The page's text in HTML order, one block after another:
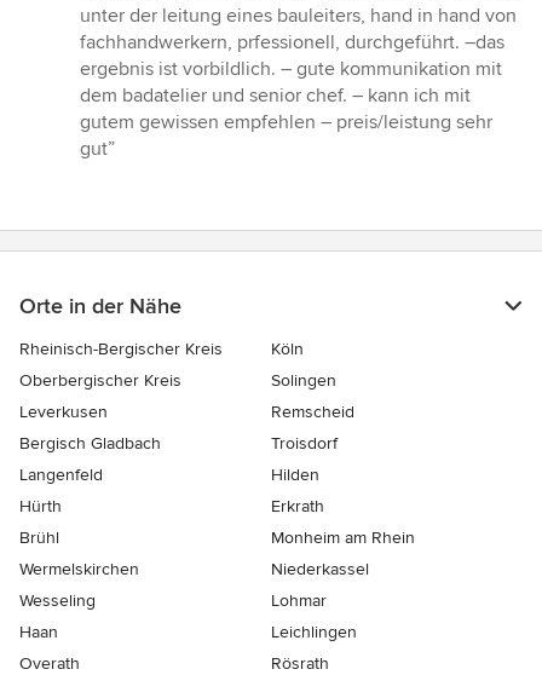
5
Sternen
unter der leitung eines bauleiters, hand in hand von
fachhandwerkern, prfessionell, durchgeführt. –das
ergebnis ist vorbildlich. – gute kommunikation mit
dem badatelier und senior chef. – kann ich mit
gutem gewissen empfehlen – preis/leistung sehr
gut”
Orte in der Nähe
Rheinisch-Bergischer Kreis
Köln
Oberbergischer Kreis
Solingen
Leverkusen
Remscheid
Bergisch Gladbach
Troisdorf
Langenfeld
Hilden
Hürth
Erkrath
Brühl
Monheim am Rhein
Wermelskirchen
Niederkassel
Wesseling
Lohmar
Haan
Leichlingen
Overath
Rösrath